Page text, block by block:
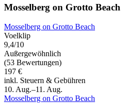
Mosselberg on Grotto Beach
Mosselberg on Grotto Beach
Voelklip
9,4/10
Außergewöhnlich
(53 Bewertungen)
197 €
inkl. Steuern & Gebühren
10. Aug.–11. Aug.
Mosselberg on Grotto Beach